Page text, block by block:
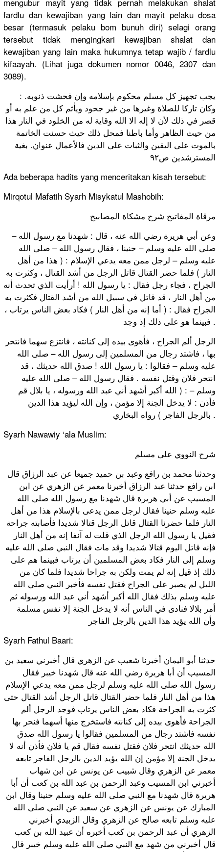
fardlu dan kewajiban yang lain dan mayit pelaku dosa
besar (termasuk pelaku bom bunuh diri) selagi orang
tersebut tidak mengingkari kewajiban shalat dan
kewajiban yang lain maka hukumnya tetap wajib / fardlu
kifaayah. (Lihat juga dokumen nomor 0046, 2307 dan
3089).
: .يجب تجهيز كل مسلم محكوم بإسلامه وإن فحشت ذنوبه
وكان تاركا للصلاة وغيرها من غير جحود ويأثم كل من علم به أو
قصر في ذلك لأن لا إله الا الله وقاية له من الخلود في النار هذا
من حيث الظاهر وأما باطنا فمحل ذلك حيث حسنت الخاتمة
بالموت على اليقين والثبات على الدين فالأعمال عنوان. بغية
المسترشدين ص٩٢
Ada beberapa hadits yang menceritakan kisah tersebut:
Mirqotul Mafatih Syarh Misykatul Mashobih:
مرقاة المفاتيح شرح مشكاة المصابيح
وعن أبي هريرة رضي الله عنه ، قال : شهدنا مع رسول الله –
صلى الله عليه وسلم – حنينا ، فقال رسول الله – صلى الله
عليه وسلم – لرجل ممن معه يدعي الإسلام : ( هذا من أهل
النار ) فلما حضر القتال قاتل الرجل من أشد القتال ، وكثرت به
الجراح ، فجاء رجل فقال : يا رسول الله ! أرأيت الذي تحدث أنه
من أهل النار ، قد قاتل في سبيل الله من أشد القتال فكثرت به
الجراح فقال : ( أما إنه من أهل النار ) فكاد بعض الناس يرتاب ،
فبينما هو على ذلك إذ وجد .
الرجل ألم الجراح ، فأهوى بيده إلى كنانته ، فانتزع سهما فانتحر
بها ، فاشتد رجال من المسلمين إلى رسول الله – صلى الله
عليه وسلم – فقالوا : يا رسول الله ! صدق الله حديثك ، قد
انتحر فلان وقتل نفسه . فقال رسول الله – صلى الله عليه
وسلم – : ( الله أكبر أشهد أني عبد الله ورسوله ، يا بلال قم
فأذن : لا يدخل الجنة إلا مؤمن ، وإن الله ليؤيد هذا الدين
بالرجل الفاجر ) رواه البخاري .
Syarh Nawawiy ‘ala Muslim:
شرح النووي على مسلم
وحدثنا محمد بن رافع وعبد بن حميد جميعا عن عبد الرزاق قال
ابن رافع حدثنا عبد الرزاق أخبرنا معمر عن الزهري عن ابن
المسيب عن أبي هريرة قال شهدنا مع رسول الله صلى الله
عليه وسلم حنينا فقال لرجل ممن يدعى بالإسلام هذا من أهل
النار فلما حضرنا القتال قاتل الرجل قتالا شديدا فأصابته جراحة
فقيل يا رسول الله الرجل الذي قلت له آنفا إنه من أهل النار
فإنه قاتل اليوم قتالا شديدا وقد مات فقال النبي صلى الله عليه
وسلم إلى النار فكاد بعض المسلمين أن يرتاب فبينما هم على
ذلك إذ قيل إنه لم يمت ولكن به جراحا شديدا فلما كان من
الليل لم يصبر على الجراح فقتل نفسه فأخبر النبي صلى الله
عليه وسلم بذلك فقال الله أكبر أشهد أني عبد الله ورسوله ثم
أمر بلالا فنادى في الناس أنه لا يدخل الجنة إلا نفس مسلمة
وأن الله يؤيد هذا الدين بالرجل الفاجر
Syarh Fathul Baari:
حدثنا أبو اليمان أخبرنا شعيب عن الزهري قال أخبرني سعيد بن
المسيب أن أبا هريرة رضي الله عنه قال شهدنا خيبر فقال
رسول الله صلى الله عليه وسلم لرجل ممن معه يدعي الإسلام
هذا من أهل النار فلما حضر القتال قاتل الرجل أشد القتال حتى
كثرت به الجراحة فكاد بعض الناس يرتاب فوجد الرجل ألم
الجراحة فأهوى بيده إلى كنانته فاستخرج منها أسهما فنحر بها
نفسه فاشتد رجال من المسلمين فقالوا يا رسول الله صدق
الله حديثك انتحر فلان فقتل نفسه فقال قم يا فلان فأذن أنه لا
يدخل الجنة إلا مؤمن إن الله يؤيد الدين بالرجل الفاجر تابعه
معمر عن الزهري وقال شبيب عن يونس عن ابن شهاب
أخبرني ابن المسيب وعبد الرحمن بن عبد الله بن كعب أن أبا
هريرة قال شهدنا مع النبي صلى الله عليه وسلم حنينا وقال ابن
المبارك عن يونس عن الزهري عن سعيد عن النبي صلى الله
عليه وسلم تابعه صالح عن الزهري وقال الزبيدي أخبرني
الزهري أن عبد الرحمن بن كعب أخبره أن عبيد الله بن كعب
قال أخبرني من شهد مع النبي صلى الله عليه وسلم خيبر قال